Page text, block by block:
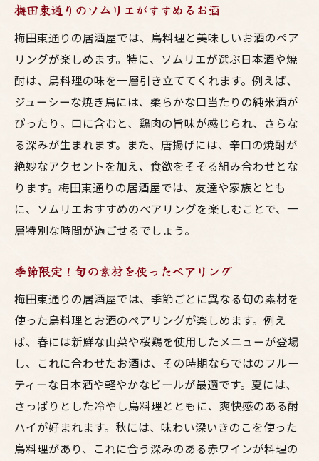
梅田東通りのソムリエがすすめるお酒
梅田東通りの居酒屋では、鳥料理と美味しいお酒のペア
リングが楽しめます。特に、ソムリエが選ぶ日本酒や焼
酎は、鳥料理の味を一層引き立ててくれます。例えば、
ジューシーな焼き鳥には、柔らかな口当たりの純米酒が
ぴったり。口に含むと、鶏肉の旨味が感じられ、さらな
る深みが生まれます。また、唐揚げには、辛口の焼酎が
絶妙なアクセントを加え、食欲をそそる組み合わせとな
ります。梅田東通りの居酒屋では、友達や家族ととも
に、ソムリエおすすめのペアリングを楽しむことで、一
層特別な時間が過ごせるでしょう。
季節限定！旬の素材を使ったペアリング
梅田東通りの居酒屋では、季節ごとに異なる旬の素材を
使った鳥料理とお酒のペアリングが楽しめます。例え
ば、春には新鮮な山菜や桜鶏を使用したメニューが登場
し、これに合わせたお酒は、その時期ならではのフルー
ティーな日本酒や軽やかなビールが最適です。夏には、
さっぱりとした冷やし鳥料理とともに、爽快感のある酎
ハイが好まれます。秋には、味わい深いきのこを使った
鳥料理があり、これに合う深みのある赤ワインが料理の